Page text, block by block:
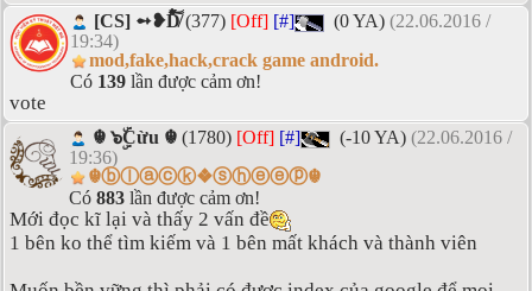
[CS] ➻❥D̸͗̌̈̋͗͗̐̀̑͠͝(377) [Off] [#] (0 YA) (22.06.2016 /
19:34)
mod,fake,hack,crack game android.
Có 139 lần được cảm ơn!
vote
☬ ๖ۣۜCừu ☬ (1780) [Off] [#] (-10 YA) (22.06.2016 /
19:36)
☬ⓑⓛⓐⓒⓚ❖ⓢⓗⓔⓔⓟ☬
Có 883 lần được cảm ơn!
Mới đọc kĩ lại và thấy 2 vấn đề
1 bên ko thể tìm kiếm và 1 bên mất khách và thành viên